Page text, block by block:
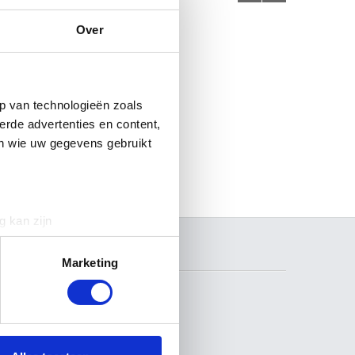
Over
van technologieën zoals
advertenties en content,
wie uw gegevens gebruikt
kan zijn
detailgedeelte in. U kunt uw
die u aan ze heeft
Marketing